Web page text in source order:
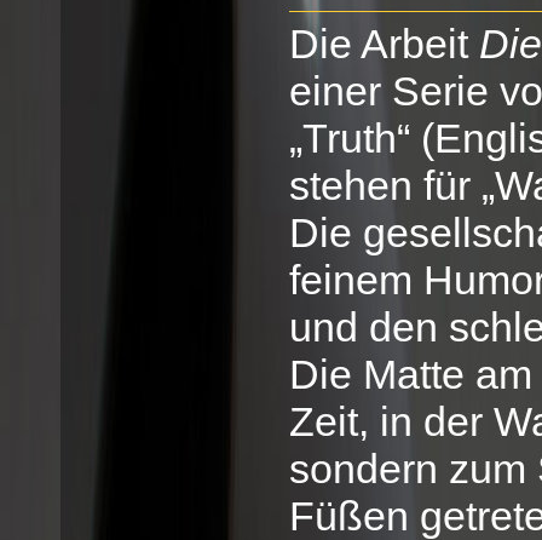
Die Arbeit
einer Serie
„Truth“
stehen für
Die
feinem
und den
Die Matte
Zeit, in der
sondern zum
Füßen